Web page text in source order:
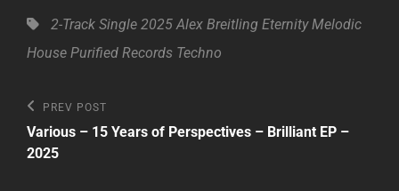
Tags,2-Track Single 2025 Alex Breitling Eternity Melodic
House Purified Records Techno
Beitragsnavigation
Previous
Post
PREV POST
Various – 15 Years of Perspectives – Brilliant EP –
2025